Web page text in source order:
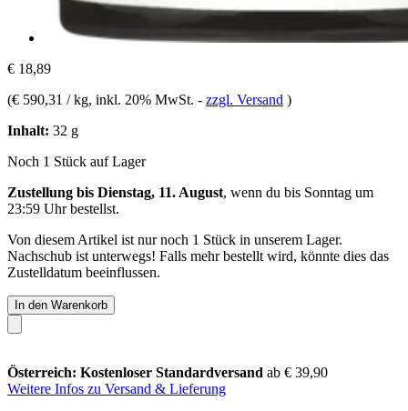
€ 18,89
(€ 590,31 / kg, inkl. 20% MwSt. - zzgl. Versand )
Inhalt: 32 g
Noch 1 Stück auf Lager
Zustellung bis Dienstag, 11. August, wenn du bis Sonntag um
23:59 Uhrbestellst.
Von diesem Artikel ist nur noch 1 Stück in unserem Lager.
Nachschub ist unterwegs! Falls mehr bestellt wird, könnte dies das
Zustelldatum beeinflussen.
In den Warenkorb
Österreich: Kostenloser Standardversand ab € 39,90
Weitere Infos zu Versand & Lieferung